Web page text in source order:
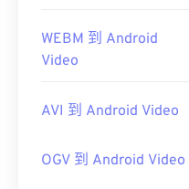
WEBM 到 Android
Video
AVI 到 Android Video
OGV 到 Android Video